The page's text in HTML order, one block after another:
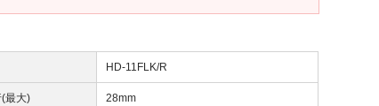
HD-11FLK/R
(最大) 28mm